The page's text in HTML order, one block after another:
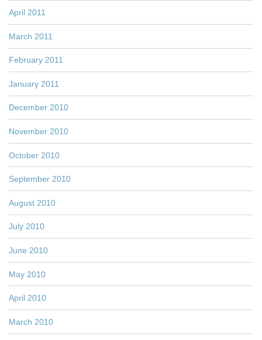
April 2011
March 2011
February 2011
January 2011
December 2010
November 2010
October 2010
September 2010
August 2010
July 2010
June 2010
May 2010
April 2010
March 2010